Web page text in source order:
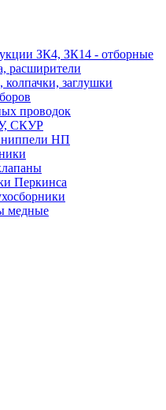
ЗК4, ЗК14 - отборные
расширители
заглушки
проводок
СКУР
НП
Перкинса
медные